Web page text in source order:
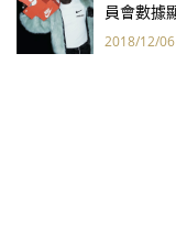
員會數據
已！
2018/12/06